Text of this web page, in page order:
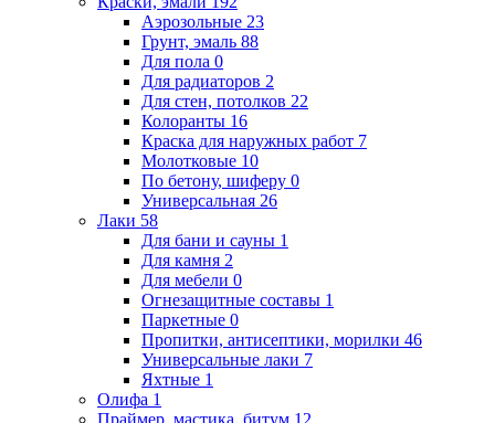
Аэрозольные 23
Грунт, эмаль 88
Для пола 0
Для радиаторов 2
Для стен, потолков 22
Колоранты 16
Краска для наружных работ 7
Молотковые 10
По бетону, шиферу 0
Универсальная 26
Лаки 58
Для бани и сауны 1
Для камня 2
Для мебели 0
Огнезащитные составы 1
Паркетные 0
Пропитки, антисептики, морилки 46
Универсальные лаки 7
Яхтные 1
Олифа 1